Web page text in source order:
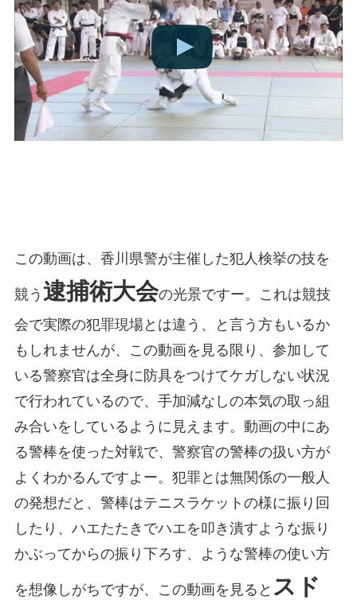
この動画は、香川県警が主催した犯人検挙の技を
競う 逮捕術大会の光景ですー。これは競技
会で実際の犯罪現場とは違う、と言う方もいるか
もしれませんが、この動画を見る限り、参加して
いる警察官は全身に防具をつけてケガしない状況
で行われているので、手加減なしの本気の取っ組
み合いをしているように見えます。動画の中にあ
る警棒を使った対戦で、警察官の警棒の扱い方が
よくわかるんですよー。犯罪とは無関係の一般人
の発想だと、警棒はテニスラケットの様に振り回
したり、ハエたたきでハエを叩き潰すような振り
かぶってからの振り下ろす、ような警棒の使い方
を想像しがちですが、この動画を見ると スド